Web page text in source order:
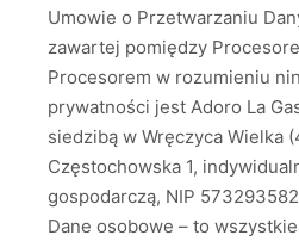
Umowie o Przetwarzaniu
zawartej pomiędzy
Procesorem w rozumieniu
prywatności jest Adoro La
siedzibą w Wręczyca Wielka
Częstochowska 1,
gospodarczą, NIP
Dane osobowe – to